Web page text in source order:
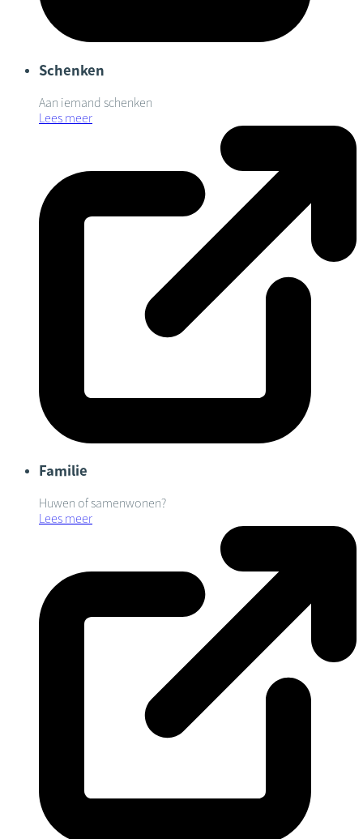
Schenken
Aan iemand schenken
Lees meer
Familie
Huwen of samenwonen?
Lees meer